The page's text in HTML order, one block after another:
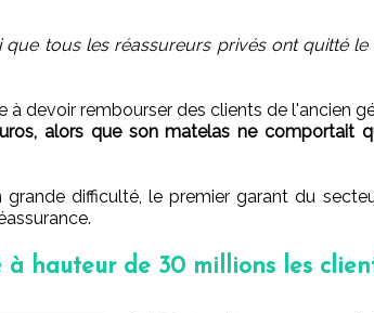
que tous les réassureurs privés ont quitté le
à devoir rembourser des clients de l'ancien
alors que son matelas ne comportait
grande difficulté, le premier garant du
à hauteur de 30 millions les